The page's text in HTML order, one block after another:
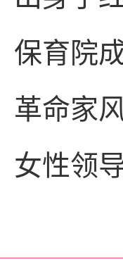
保育院
革命家
女性领